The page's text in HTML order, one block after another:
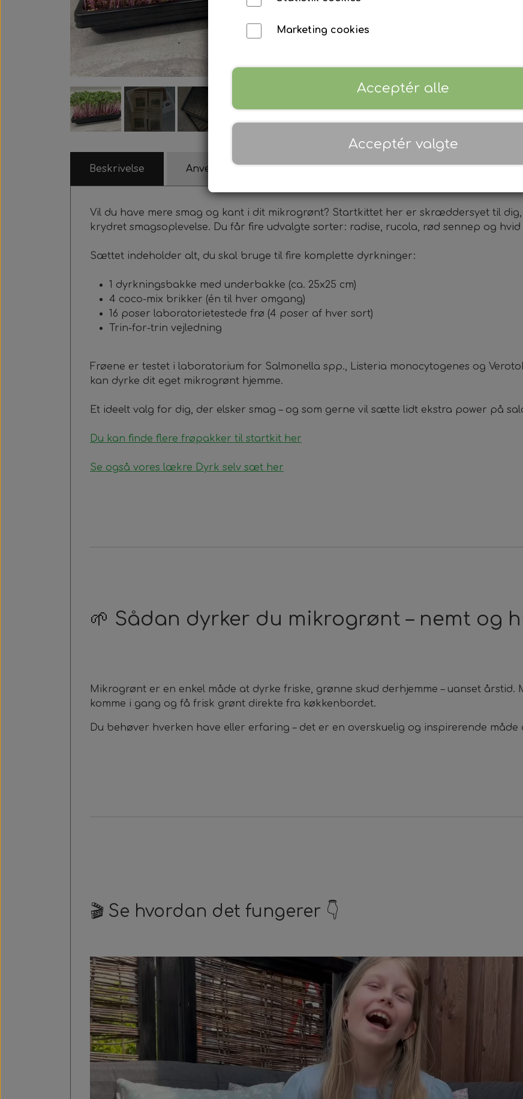
sorter, der giver karakter og bid i maden –
Dimensioner: 25 cm × 25 cm × 7 cm
Beskrivelse Anvendelsesidéer
Vil du have mere smag og kant i dit mikrogrønt? Startkittet her er skræddersyet til
krydret smagsoplevelse. Du får fire udvalgte sorter: radise, rucola, rød sennep og
Sættet indeholder alt, du skal bruge til fire komplette dyrkninger:
1 dyrkningsbakke med underbakke (ca. 25x25 cm)
4 coco-mix brikker (én til hver omgang)
16 poser laboratorietestede frø (4 poser af hver sort)
Trin-for-trin vejledning
Frøene er testet i laboratorium for Salmonella spp., Listeria monocytogenes og
kan dyrke dit eget mikrogrønt hjemme.
Et ideelt valg for dig, der elsker smag – og som gerne vil sætte lidt ekstra power på
Du kan finde flere frøpakker til startkit her
Se også vores lækre Dyrk selv sæt her
🌱 Sådan dyrker du mikrogrønt – nemt og
Mikrogrønt er en enkel måde at dyrke friske, grønne skud derhjemme – uanset
komme i gang og få frisk grønt direkte fra køkkenbordet.
Du behøver hverken have eller erfaring – det er en overskuelig og inspirerende
🎬 Se hvordan det fungerer 👇
Marketing cookies
Acceptér alle
Acceptér valgte